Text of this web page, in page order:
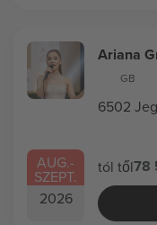
AUG.-
SZEPT.
2026
Ariana
GB
6502
tól től78